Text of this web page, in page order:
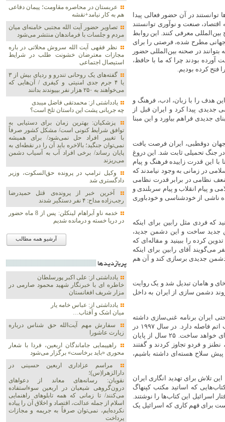
در آن حضور فعالی پیدا
صنعت و نوآوری توانستند
معرفی کنند. این روابط
مطرح شده، فرصتی را برای
در صحنه بین‌المللی حضور
آورده بودند چرا که ما با حافظ،
فتح کرده بودیم.
هدف را با زبان، ادب، فرهنگ و
جدیدی پیدا کرد و ایران قبل از
جدیدی فراهم بیاورد و این مبنا
دوقطبی، ایران فرصت یافت
در جنگ تحمیلی ثابت شد. این دروغ
این قدرت زاییده فرهنگ و پیام
در زمانی به وجود نیامدند که
نظامی در برابر قدرت نظامی
و پیام انقلاب و پیام سربلندی و
ناشی از خودشناسی و خودباوری
که فردی مثل رابین برای اینکه
جدید ساخت و این دشمن جدید،
کرده را ببینید و مقاله‌ای که
می‌گویند آقای رابین برای اینکه
دشمن جدیدی برسازی کند و آن هم
و هامان تبدیل شد و یک روایت
دشمن سازی از ایران به داخل
ایران برنامه غنی‌سازی داشته
باشد، نتانیاهو در سال ۱۹۹۵ اعلام کرد که ایران سه سال با ساختن بمب اتم فاصله دارد. در سال ۱۹۹۷ در
کنگره آمریکا اعلام کرد که پیش از پایان قرن بیستم، ایران سلاح هسته‌ای خواهد ساخت. ۲۵ سال از پایان
و فردو تجاوز کردند و گفتند
فاصله داشت. یعنی بعد از ۲۵ سال که قرار بود ۲۵ سال پیش سلاح هسته‌ای داشته باشیم،
تلاش برای تهدید انگاری ایران
که اساتید مکتب کپنهاگ
اسرائیل این کتاب‌ها را نوشتند.
برای فهم کاری که اسرائیل یک
عربستان در محاصره مقاومت؛ پیمان دفاعی
هم به کار نیامد+نقشه
تصاویر حضور آیت الله مجتبی خامنه‌ای میان
مردم و جلسات با فرماندهان منتشر می‌شود
نظر فقهی آیت الله سروش محلاتی در باره
مجازات معترضان خشونت طلب در شرایط
استیصال اجتماعی
گفته‌های یک روحانی تندرو و ردپای بیش از ۳
یا ۴ جرم جدی امنیتی و کیفری / آن‌هایی که
می‌خواهند به ۲۵۰ هزار نفر بپیوندند بدانند
یادداشتی از: محمدتقی فاضل میبدی
چه جریانی پشت این داستان تلخ است؟
پزشکیان‌: بهترین زمان برای دستیابی به
توافق شرایط کنونی است/ مشکل کشور صرفاً
با تغییر افراد حل نمی‌شود/ برای همیشه
نمی‌توان جنگید؛ بالاخره باید آن را در نقطه‌ای به
پایان رساند/ برخی افراد آب به آسیاب دشمن
می‌ریزند
وکیل ترامپ در پرونده حق‌السکوت، وزیر
دادگستری شد
آخرین خبر از پرونده‌ی قتل حمیدرضا
رجب‌زاده مداح: ۴ نفر دستگیر شدند
خدمه ناو آبراهام لینکلن: پس از 8 ماه حضور
در دریا خسته و درمانده‌ شدیم
آرشیو همه مطالب
پربازديدها
یادداشتی از: علی اکبر پورسلطان
خاطره ای با خبرنگار شهید محمود صارمی در
مزار شریف افغانستان
یادداشتی از: عباس خامه یار
میان اشک و آفتاب…
سفارش مهم آیت‌الله حق شناس درباره
زیارت عاشورا
راهپیمایی جاماندگان اربعین، فردا با شعار
محوری «باید برخاست» برگزار می‌شود
مراسم عزاداری اربعین حسینی در
دارالزهرا(س)؛
نقویان: رسانه‌های معاند از دعواهای
درون‌گروهی شیعیان در اربعین سوءاستفاده
می‌کنند/ تا زمانی که همه تابلوهای راهنمایی
اسلام از جمله عدالت، اقتصاد و اخلاق آن را پیاده
نکرده‌ایم، نمی‌توان صرفاً به جریمه و مجازات
پرداخت